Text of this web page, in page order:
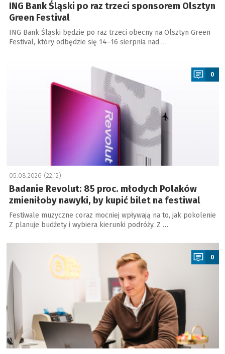
ING Bank Śląski po raz trzeci sponsorem Olsztyn
Green Festival
ING Bank Śląski będzie po raz trzeci obecny na Olsztyn Green
Festival, który odbędzie się 14–16 sierpnia nad …
0
05.08.2026 (22:12)
Badanie Revolut: 85 proc. młodych Polaków
zmieniłoby nawyki, by kupić bilet na festiwal
Festiwale muzyczne coraz mocniej wpływają na to, jak pokolenie
Z planuje budżety i wybiera kierunki podróży. Z …
a
0